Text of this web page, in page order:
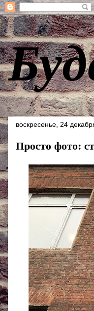
воскресенье, 24
Просто фото: